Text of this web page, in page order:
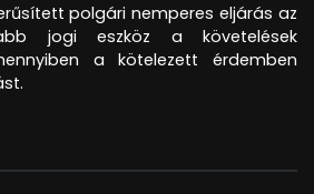
polgári nemperes eljárás az
jogi eszköz a követelések
a kötelezett érdemben